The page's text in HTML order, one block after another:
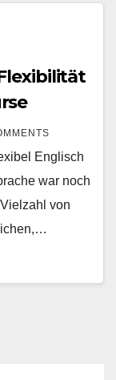
Englisch
war noch
von